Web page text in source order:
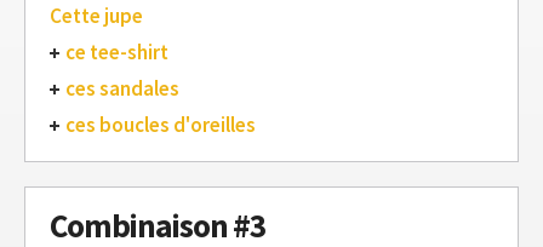
Cette jupe
ce tee-shirt
ces sandales
ces boucles d'oreilles
Combinaison #3